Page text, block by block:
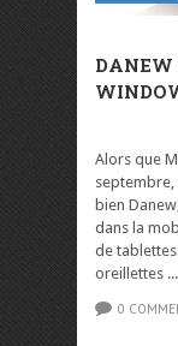
DANEW
Alors que
bien
dans la
de tablettes
oreillettes ...
0